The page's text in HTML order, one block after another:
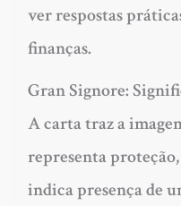
ver respostas
finanças.
Gran Signore:
A carta traz a
representa
indica presença de